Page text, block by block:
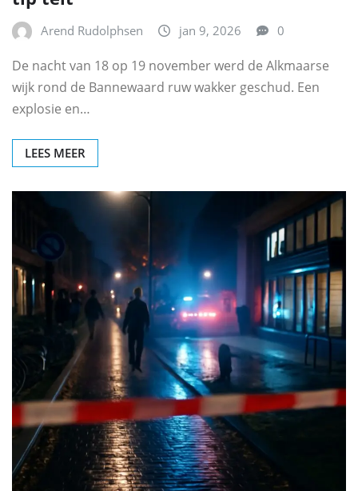
Arend Rudolphsen jan 9, 2026 0
De nacht van 18 op 19 november werd de Alkmaarse
wijk rond de Bannewaard ruw wakker geschud. Een
explosie en…
LEES MEER